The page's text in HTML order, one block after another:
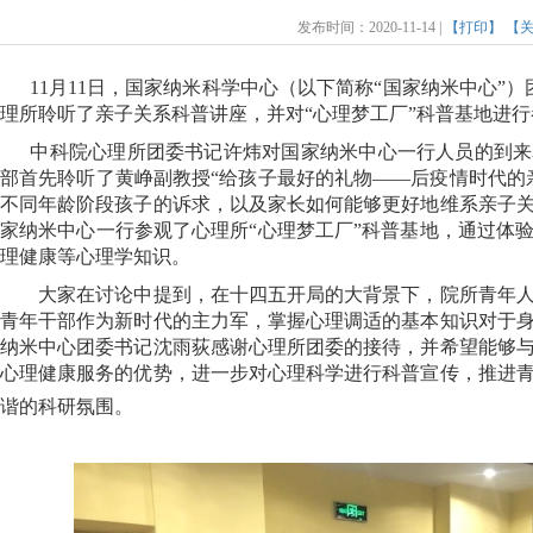
发布时间：2020-11-14 | 【打印】 【
11 月 11 日，国家纳米科学中心（以下简称“国家纳米中心”
理所聆听了亲子关系科普讲座，并对“心理梦工厂”科普基地
中科院心理所团委书记许炜对国家纳米中心一行人员的到
部首先聆听了黄峥副教授“给孩子最好的礼物——后疫情时代的
不同年龄阶段孩子的诉求，以及家长如何能够更好地维系亲子
家纳米中心一行参观了心理所“心理梦工厂”科普基地，通过体
理健康等心理学知识。
大家在讨论中提到，在十四五开局的大背景下，院所青年
青年干部作为新时代的主力军，掌握心理调适的基本知识对于
纳米中心团委书记沈雨荻感谢心理所团委的接待，并希望能够
心理健康服务的优势，进一步对心理科学进行科普宣传，推进
谐的科研氛围。